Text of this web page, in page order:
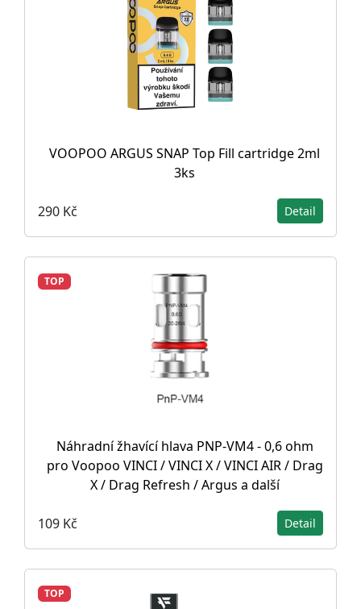
VOOPOO ARGUS SNAP Top Fill cartridge 2ml
3ks
290 Kč Detail
TOP
Náhradní žhavící hlava PNP-VM4 - 0,6 ohm
pro Voopoo VINCI / VINCI X / VINCI AIR / Drag
X / Drag Refresh / Argus a další
109 Kč Detail
TOP